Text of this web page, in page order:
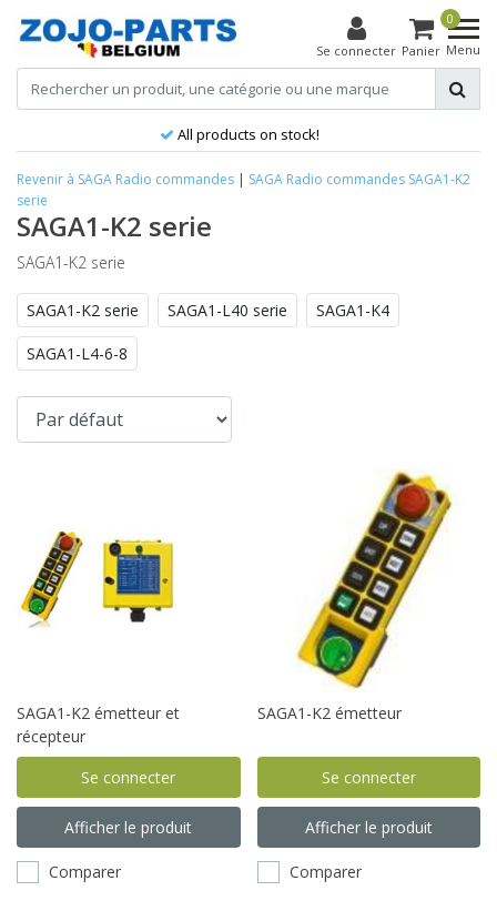
Se connecter
0
Panier Menu
All products on stock!
Revenir à SAGA Radio commandes | SAGA Radio commandes SAGA1-K2
serie
SAGA1-K2 serie
SAGA1-K2 serie
SAGA1-K2 serie SAGA1-L40 serie SAGA1-K4
SAGA1-L4-6-8
SAGA1-K2 émetteur et
récepteur
Se connecter
Afficher le produit
Comparer
SAGA1-K2 émetteur
Se connecter
Afficher le produit
Comparer